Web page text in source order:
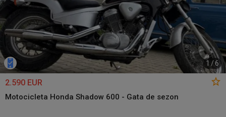
1 /6
2.590 EUR
Motocicleta Honda Shadow 600 - Gata de sezon